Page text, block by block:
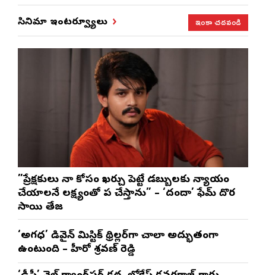
సినిమా ఇంటర్వ్యూలు ఇంకా చదవండి
”ప్రేక్షకులు నా కోసం ఖర్చు పెట్టే డబ్బులకు న్యాయం
చేయాలనే లక్ష్యంతో పని చేస్తాను” – ‘దందా’ ఫేమ్ దొర
సాయి తేజ
‘అగధ’ డివైన్ మిస్టిక్ థ్రిల్లర్‌గా చాలా అద్భుతంగా
ఉంటుంది – హీరో శ్రవణ్ రెడ్డి